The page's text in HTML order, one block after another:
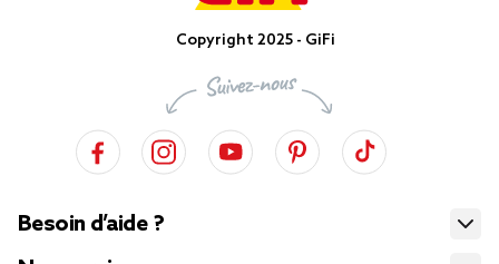
Copyright 2025 - GiFi
Besoin d’aide ?